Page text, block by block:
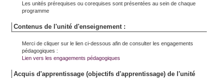
Les unités prérequises ou corequises sont présentées au sein de chaque
programme
Contenus de l'unité d'enseignement :
Merci de cliquer sur le lien ci-dessous afin de consulter les engagements
pédagogiques :
Lien vers les engagements pédagogiques
Acquis d'apprentissage (objectifs d'apprentissage) de l'unité